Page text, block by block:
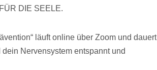
DIE SEELE.
läuft online über Zoom und dauert
Nervensystem entspannt und